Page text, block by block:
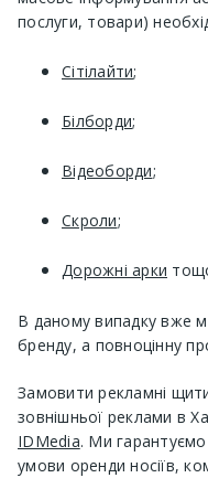
послуги, товари)
Сітілайти;
Білборди;
Відеоборди;
Скроли;
Дорожні арки
В даному випадку вже
бренду, а повноцінну
Замовити рекламні
зовнішньої реклами в
IDMedia. Ми гарантуємо
умови оренди носіїв,